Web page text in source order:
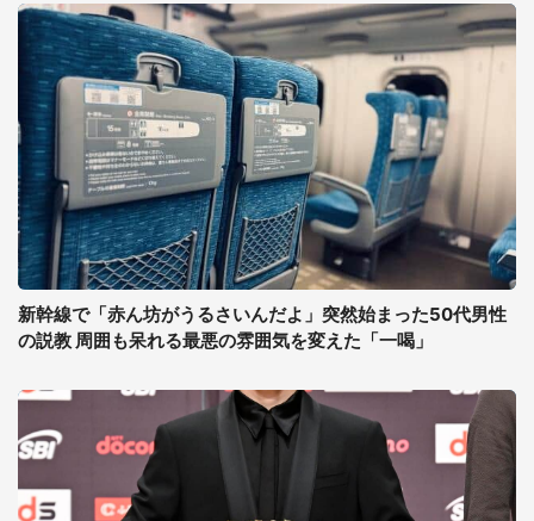
新幹線で「赤ん坊がうるさいんだよ」突然始まった50代男性
の説教 周囲も呆れる最悪の雰囲気を変えた「一喝」